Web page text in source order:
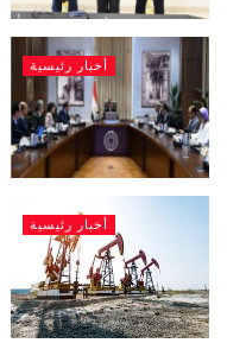
أخبار رئيسية
أخبار رئيسية